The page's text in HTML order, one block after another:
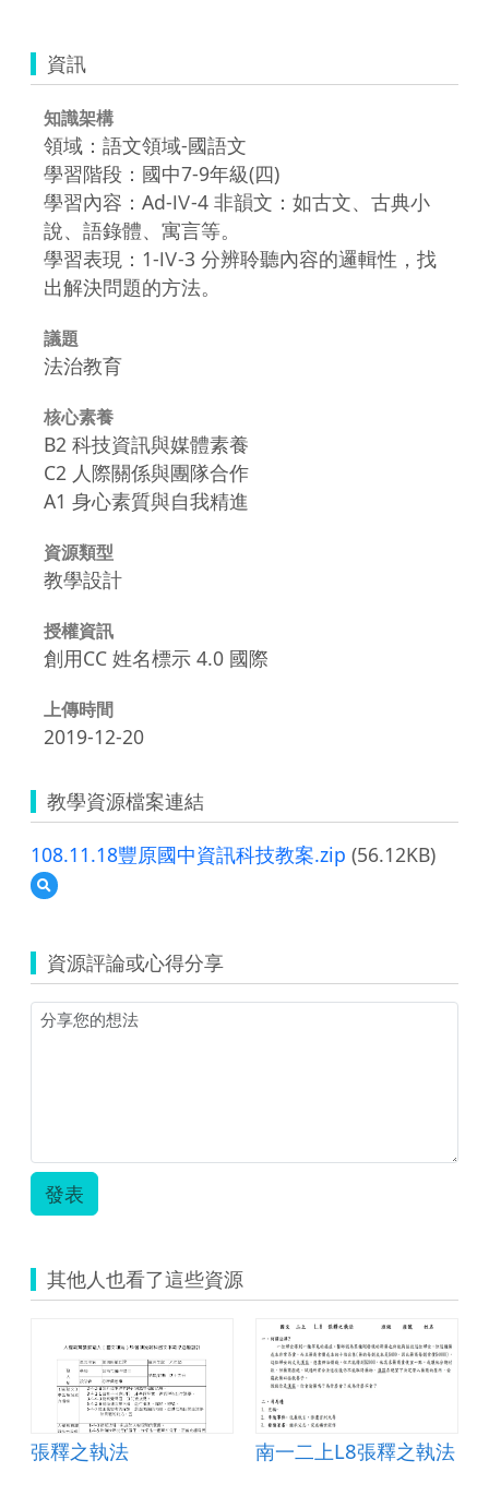
資訊
知識架構
領域：語文領域-國語文
學習階段：國中7-9年級(四)
學習內容：Ad-Ⅳ-4 非韻文：如古文、古典小
說、語錄體、寓言等。
學習表現：1-Ⅳ-3 分辨聆聽內容的邏輯性，找
出解決問題的方法。
議題
法治教育
核心素養
B2 科技資訊與媒體素養
C2 人際關係與團隊合作
A1 身心素質與自我精進
資源類型
教學設計
授權資訊
創用CC 姓名標示 4.0 國際
上傳時間
2019-12-20
教學資源檔案連結
108.11.18豐原國中資訊科技教案.zip (56.12KB)
預
覽
原
國
中
資
資源評論或心得分享
發表
其他人也看了這些資源
張釋之執法 南一二上L8張釋之執法